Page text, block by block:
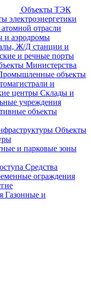
Объекты ТЭК
электроэнергетики
отрасли
и аэродромы
Ж/Д станции и
и речные порты
Министерства
объекты
и
Склады и
Объекты
и парковые зоны
Средства
Газонные и